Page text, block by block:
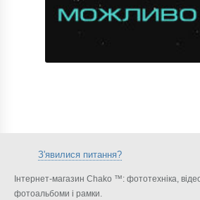
З'явилися питання?
Інтернет-магазин Chako ™: фототехніка,
фотоальбоми і рамки.